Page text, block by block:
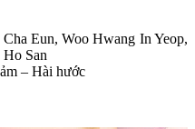
Eun, Woo Hwang In Yeop,
San
– Hài hước